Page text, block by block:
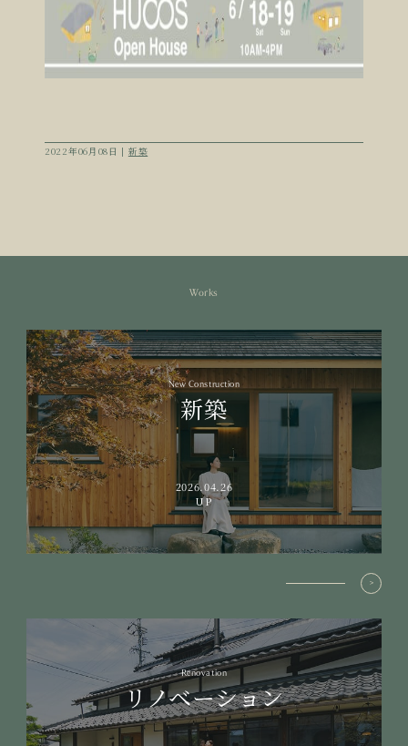
2022年06月08日 | 新築
Works
New Construction
新築
2026.04.26
UP
Renovation
リノベーション